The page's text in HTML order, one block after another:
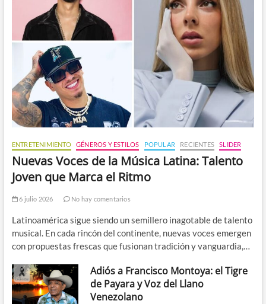
ENTRETENIMIENTO GÉNEROS Y ESTILOS POPULAR RECIENTES SLIDER
Nuevas Voces de la Música Latina: Talento
Joven que Marca el Ritmo
6 julio 2026 No hay comentarios
Latinoamérica sigue siendo un semillero inagotable de talento
musical. En cada rincón del continente, nuevas voces emergen
con propuestas frescas que fusionan tradición y vanguardia,…
Adiós a Francisco Montoya: el Tigre
de Payara y Voz del Llano
Venezolano